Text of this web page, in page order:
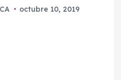
octubre 10, 2019